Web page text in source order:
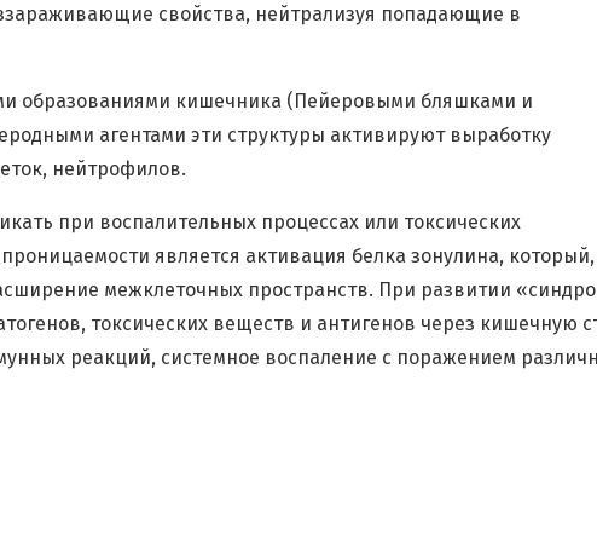
свойства, нейтрализуя попадающие в
образованиями кишечника (Пейеровыми бляшками и
агентами эти структуры активируют выработку
нейтрофилов.
при воспалительных процессах или токсических
является активация белка зонулина, который,
межклеточных пространств. При развитии
токсических веществ и антигенов через кишечную
реакций, системное воспаление с поражением